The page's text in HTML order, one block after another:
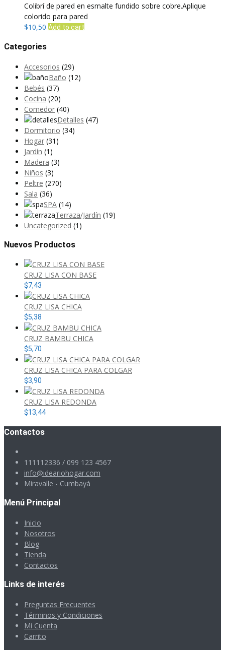
Colibrí de pared en esmalte fundido sobre cobre.Aplique
colorido para pared
$10,50 Add to cart
Categories
Accesorios (29)
Baño (12)
Bebés (37)
Cocina (20)
Comedor (40)
Detalles (47)
Dormitorio (34)
Hogar (31)
Jardín (1)
Madera (3)
Niños (3)
Peltre (270)
Sala (36)
SPA (14)
Terraza/Jardín (19)
Uncategorized (1)
Nuevos Productos
CRUZ LISA CON BASE
$7,43
CRUZ LISA CHICA
$5,38
CRUZ BAMBU CHICA
$5,70
CRUZ LISA CHICA PARA COLGAR
$3,90
CRUZ LISA REDONDA
$13,44
Contactos
111112336 / 099 123 4567
info@ideariohogar.com
Miravalle - Cumbayá
Menú Principal
Inicio
Nosotros
Blog
Tienda
Contactos
Links de interés
Preguntas Frecuentes
Términos y Condiciones
Mi Cuenta
Carrito